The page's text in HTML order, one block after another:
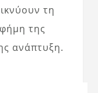
τη
της
ανάπτυξη.